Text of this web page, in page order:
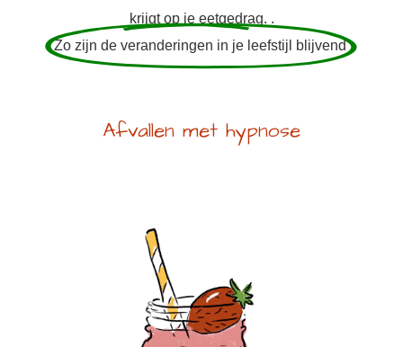
krijgt op je eetgedrag. .
Zo zijn de veranderingen in je leefstijl blijvend
Afvallen met hypnose